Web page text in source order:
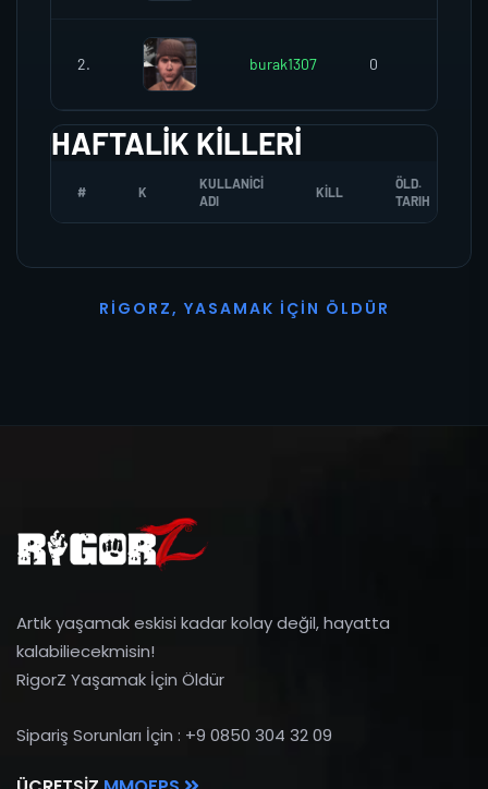
2. burak1307 0
HAFTALIK KILLERI
# K
KULLANICI
ADI
KILL
ÖLD.
TARIH
R I G O R Z, YASAMAK İ ÇI N Ö L D Ü R
Artık yaşamak eskisi kadar kolay değil, hayatta
kalabiliecekmisin!
RigorZ Yaşamak İçin Öldür
Sipariş Sorunları İçin : +9 0850 304 32 09